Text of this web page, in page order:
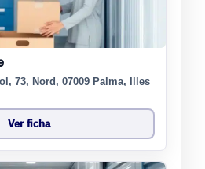
73, Nord, 07009 Palma, Illes
Ver ficha